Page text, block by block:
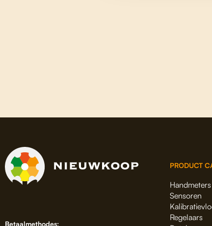
Betaalmethodes:
PRODUCT
Handmeters
Sensoren
Regelaars